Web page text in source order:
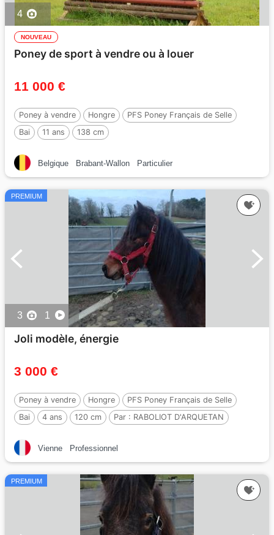
4
NOUVEAU
Poney de sport à vendre ou à louer
11 000 €
Poney à vendre Hongre
PFS Poney Français de Selle
Bai
11 ans 138 cm
Belgique Brabant-Wallon Particulier
PREMIUM
3 1
Joli modèle, énergie
3 000 €
Poney à vendre Hongre
PFS Poney Français de Selle
Bai
4 ans 120 cm Par : RABOLIOT D'ARQUETAN
Vienne Professionnel
PREMIUM